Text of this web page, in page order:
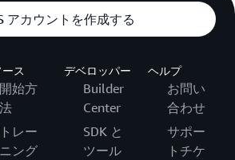
アカウントを作成する
ース
開始方
法
トレー
ニング
デベロッパー
Builder
Center
SDK と
ツール
ヘルプ
お問い
合わせ
サポー
トチケ